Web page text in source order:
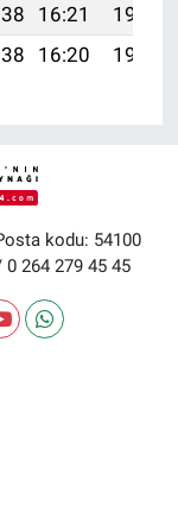
16:21
19:20
16:20 19:18
kodu: 54100
0 264 279 45 45